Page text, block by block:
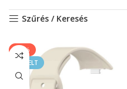
Szűrés / Keresés
-20%
KIEMELT